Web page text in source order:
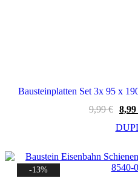
Bausteinplatten Set 3x 95 x
9,99€
war:
8,99
-13%